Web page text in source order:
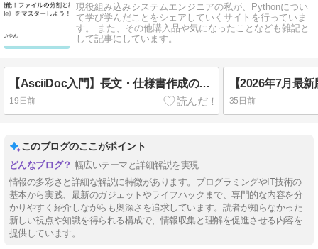
現役組み込みシステムエンジニアの私が、Pythonについ
て学び学んだことをシェアしていくサイトを行っていま
す。 また、その他購入品や気になったことなども雑記と
して記事にしています。
【AsciiDoc入門】長文・仕様書作成の神機能！ファイルの分割と結合（include）をマスターしよう！
19日前 35日前
このブログのここがポイント
幅広いテーマと詳細解説を実現
情報の多彩さと詳細な解説に特徴があります。プログラミングやIT技術の
基本から実践、最新のガジェットやライフハックまで、専門的な内容を分
かりやすく紹介しながらも奥深さを追求しています。読者が知らなかった
新しい視点や知識を得られる構成で、情報収集と理解を促進させる内容を
提供しています。